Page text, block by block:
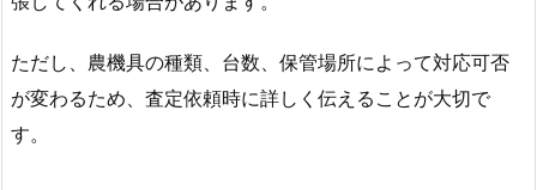
ただし、農機具の種類、台数、保管場所によって対応可否
が変わるため、査定依頼時に詳しく伝えることが大切で
す。